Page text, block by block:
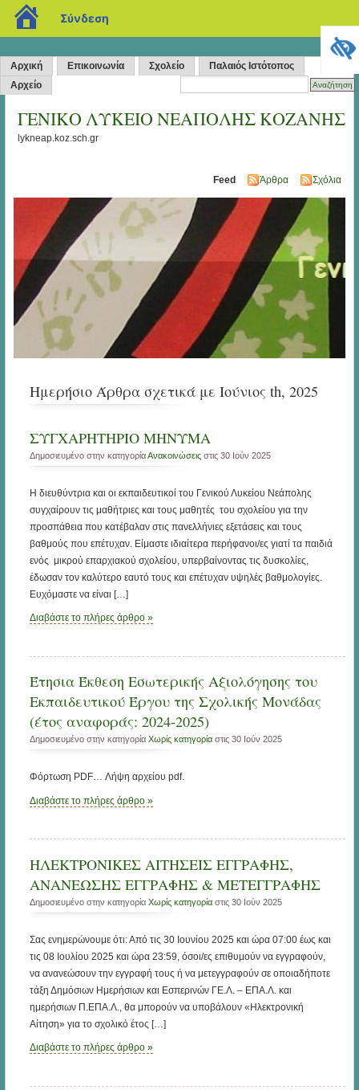
Αρχική Επικοινωνία Σχολείο
Παλαιός Ιστότοπος
Αρχείο
ΓΕΝΙΚΟ ΛΥΚΕΙΟ ΝΕΑΠΟΛΗΣ ΚΟΖΑΝΗΣ
lykneap.koz.sch.gr
Feed Άρθρα Σχόλια
Ημερήσιο Άρθρα σχετικά με Ιούνιος th, 2025
ΣΥΓΧΑΡΗΤΗΡΙΟ ΜΗΝΥΜΑ
Δημοσιευμένο στην κατηγορίαΑνακοινώσειςστις 30 Ιούν 2025
Η διευθύντρια και οι εκπαιδευτικοί του Γενικού Λυκείου Νεάπολης
συγχαίρουν τις μαθήτριες και τους μαθητές του σχολείου για την
προσπάθεια που κατέβαλαν στις πανελλήνιες εξετάσεις και τους
βαθμούς που επέτυχαν. Είμαστε ιδιαίτερα περήφανοι/ες γιατί τα παιδιά
ενός μικρού επαρχιακού σχολείου, υπερβαίνοντας τις δυσκολίες,
έδωσαν τον καλύτερο εαυτό τους και επέτυχαν υψηλές βαθμολογίες.
Ευχόμαστε να είναι […]
Διαβάστε το πλήρες άρθρο »
Έτησια Έκθεση Εσωτερικής Αξιολόγησης του
Εκπαιδευτικού Έργου της Σχολικής Μονάδας
(έτος αναφοράς: 2024-2025)
Δημοσιευμένο στην κατηγορία Χωρίς κατηγορίαστις 30 Ιούν 2025
Φόρτωση PDF… Λήψη αρχείου pdf.
Διαβάστε το πλήρες άρθρο »
ΗΛΕΚΤΡΟΝΙΚΕΣ ΑΙΤΗΣΕΙΣ ΕΓΓΡΑΦΗΣ,
ΑΝΑΝΕΩΣΗΣ ΕΓΓΡΑΦΗΣ & ΜΕΤΕΓΓΡΑΦΗΣ
Δημοσιευμένο στην κατηγορία Χωρίς κατηγορίαστις 30 Ιούν 2025
Σας ενημερώνουμε ότι: Από τις 30 Ιουνίου 2025 και ώρα 07:00 έως και
τις 08 Ιουλίου 2025 και ώρα 23:59, όσοι/ες επιθυμούν να εγγραφούν,
να ανανεώσουν την εγγραφή τους ή να μετεγγραφούν σε οποιαδήποτε
τάξη Δημόσιων Ημερήσιων και Εσπερινών ΓΕ.Λ. – ΕΠΑ.Λ. και
ημερήσιων Π.ΕΠΑ.Λ., θα μπορούν να υποβάλουν «Ηλεκτρονική
Αίτηση» για το σχολικό έτος […]
Διαβάστε το πλήρες άρθρο »
blogs.sch.gr
Σύνδεση